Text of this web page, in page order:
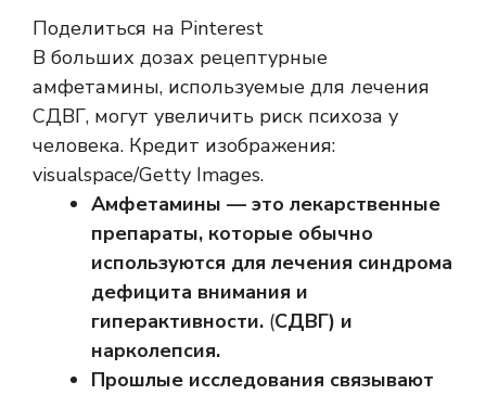
Поделиться на Pinterest
В больших дозах рецептурные
амфетамины, используемые для лечения
СДВГ, могут увеличить риск психоза у
человека. Кредит изображения:
visualspace/Getty Images.
Амфетамины — это лекарственные
препараты, которые обычно
используются для лечения синдрома
дефицита внимания и
гиперактивности. (СДВГ) и
нарколепсия.
Прошлые исследования связывают